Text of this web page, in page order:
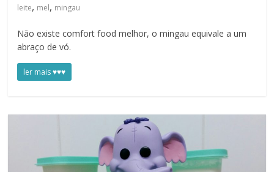
leite, mel, mingau
Não existe comfort food melhor, o mingau equivale a um
abraço de vó.
ler mais ♥♥♥